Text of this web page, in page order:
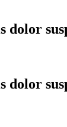
dolor
dolor